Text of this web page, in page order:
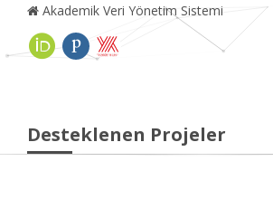
Akademik Veri Yönetim Sistemi
Desteklenen Projeler